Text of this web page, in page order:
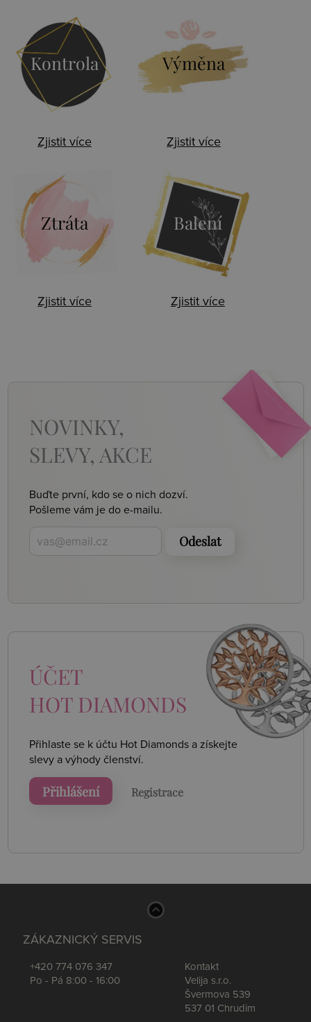
Kontrola
Zjistit více
Výměna
Zjistit více
Ztráta
Zjistit více
Balení
Zjistit více
NOVINKY,
SLEVY, AKCE
Buďte první, kdo se o nich dozví.
Pošleme vám je do e-mailu.
Odeslat
ÚČET
HOT DIAMONDS
Přihlaste se k účtu Hot Diamonds a získejte
slevy a výhody členství.
Přihlášení Registrace
ZÁKAZNICKÝ SERVIS
+420 774 076 347
Po - Pá 8:00 - 16:00
Kontakt
Velija s.r.o.
Švermova 539
537 01 Chrudim